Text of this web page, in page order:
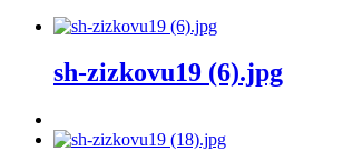
sh-zizkovu19 (6).jpg